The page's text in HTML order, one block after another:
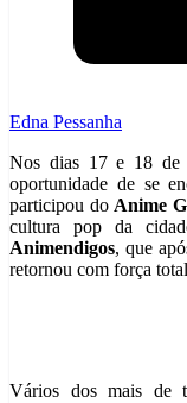
Edna Pessanha
Nos dias 17 e 18 de
oportunidade de se
participou do Anime
cultura pop da
Animendigos, que
retornou com força
Vários dos mais de